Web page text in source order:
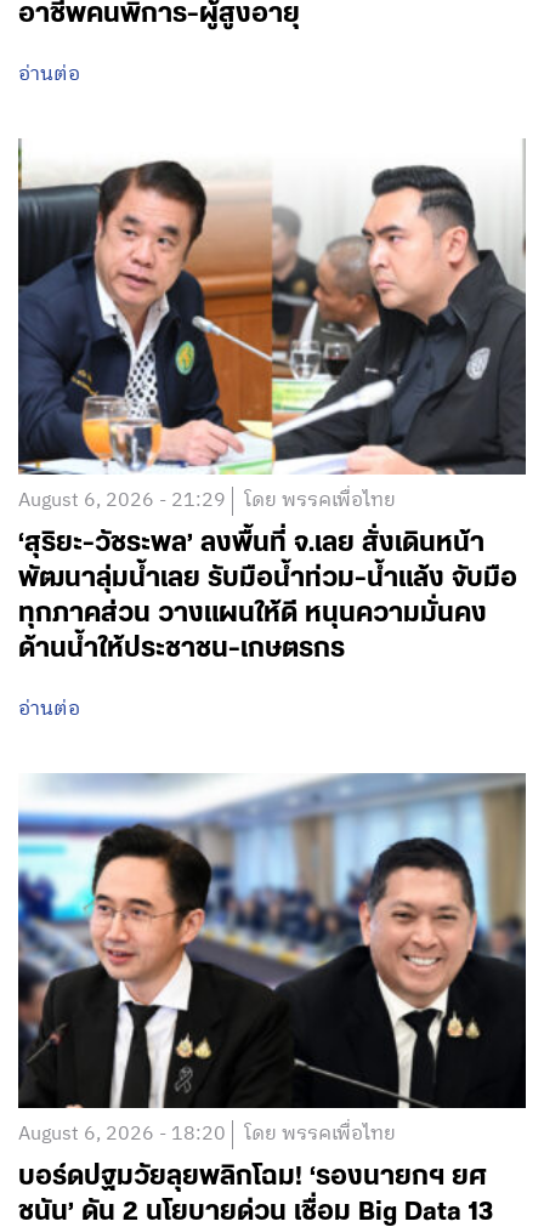
อาชีพคนพิการ-ผู้สูงอายุ
อ่านต่อ
August 6, 2026 - 21:29 โดย พรรคเพื่อไทย
‘สุริยะ-วัชระพล’ ลงพื้นที่ จ.เลย สั่งเดินหน้า
พัฒนาลุ่มน้ำเลย รับมือน้ำท่วม-น้ำแล้ง จับมือ
ทุกภาคส่วน วางแผนให้ดี หนุนความมั่นคง
ด้านน้ำให้ประชาชน-เกษตรกร
อ่านต่อ
August 6, 2026 - 18:20 โดย พรรคเพื่อไทย
บอร์ดปฐมวัยลุยพลิกโฉม! ‘รองนายกฯ ยศ
ชนัน’ ดัน 2 นโยบายด่วน เชื่อม Big Data 13